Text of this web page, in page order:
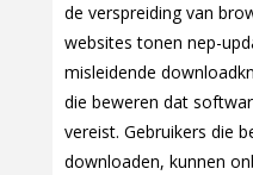
de verspreiding van
websites tonen nep-
misleidende
die beweren dat
vereist. Gebruikers die
downloaden, kunnen